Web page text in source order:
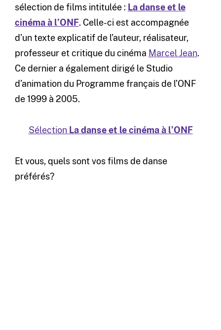
sélection de films intitulée : La danse et le
cinéma à l’ONF. Celle-ci est accompagnée
d’un texte explicatif de l’auteur, réalisateur,
professeur et critique du cinéma Marcel Jean.
Ce dernier a également dirigé le Studio
d’animation du Programme français de l’ONF
de 1999 à 2005.
Sélection La danse et le cinéma à l’ONF
Et vous, quels sont vos films de danse
préférés?